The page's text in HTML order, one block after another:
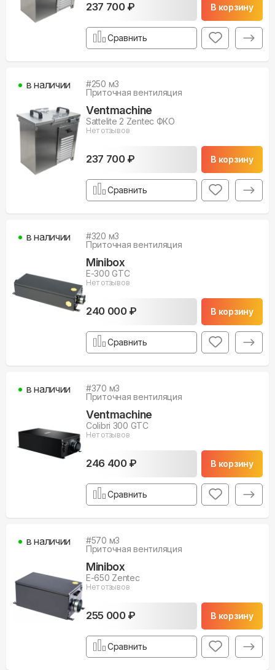
237 700 ₽ В корзину
Сравнить
#250 м3
Приточная вентиляция
Ventmachine
Sattelite 2 Zentec ФКО
Нет отзывов
237 700 ₽ В корзину
в наличии
Сравнить
#320 м3
Приточная вентиляция
Minibox
E-300 GTC
Нет отзывов
240 000 ₽ В корзину
в наличии
Сравнить
#370 м3
Приточная вентиляция
Ventmachine
Colibri 300 GTC
Нет отзывов
246 400 ₽ В корзину
в наличии
Сравнить
#570 м3
Приточная вентиляция
Minibox
E-650 Zentec
Нет отзывов
255 000 ₽ В корзину
в наличии
Сравнить